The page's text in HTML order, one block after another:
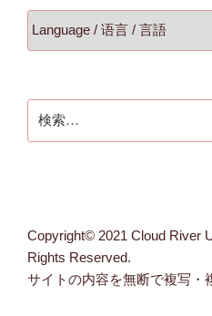
索:
Copyright© 2021 Cloud River
Rights Reserved.
サイトの内容を無断で複写・